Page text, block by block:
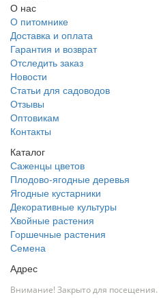
О нас
О питомнике
Доставка и оплата
Гарантия и возврат
Отследить заказ
Новости
Статьи для садоводов
Отзывы
Оптовикам
Контакты
Каталог
Саженцы цветов
Плодово-ягодные деревья
Ягодные кустарники
Декоративные культуры
Хвойные растения
Горшечные растения
Семена
Адрес
Внимание! Закрыто для